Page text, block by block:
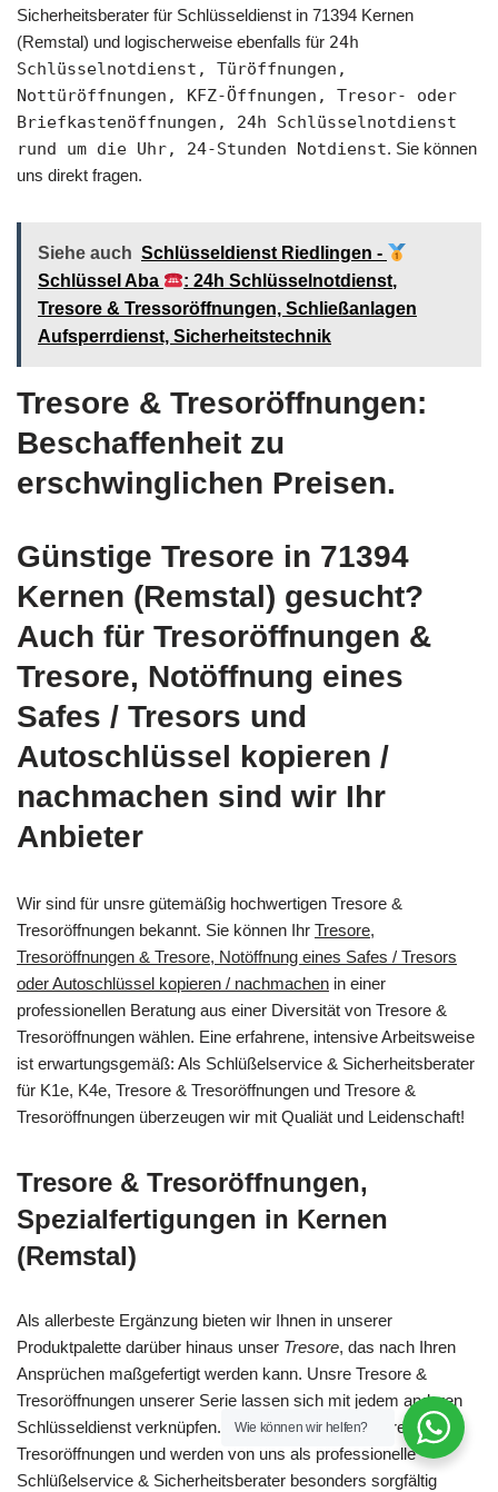
Sicherheitsberater für Schlüsseldienst in 71394 Kernen
(Remstal) und logischerweise ebenfalls für 24h
Schlüsselnotdienst, Türöffnungen,
Nottüröffnungen, KFZ-Öffnungen, Tresor- oder
Briefkastenöffnungen, 24h Schlüsselnotdienst
rund um die Uhr, 24-Stunden Notdienst. Sie können
uns direkt fragen.
Siehe auch Schlüsseldienst Riedlingen -
Schlüssel Aba
: 24h Schlüsselnotdienst,
Tresore & Tressoröffnungen, Schließanlagen
Aufsperrdienst, Sicherheitstechnik
Tresore & Tresoröffnungen:
Beschaffenheit zu
erschwinglichen Preisen.
Günstige Tresore in 71394
Kernen (Remstal) gesucht?
Auch für Tresoröffnungen &
Tresore, Notöffnung eines
Safes / Tresors und
Autoschlüssel kopieren /
nachmachen sind wir Ihr
Anbieter
Wir sind für unsre gütemäßig hochwertigen Tresore &
Tresoröffnungen bekannt. Sie können Ihr Tresore,
Tresoröffnungen & Tresore, Notöffnung eines Safes / Tresors
oder Autoschlüssel kopieren / nachmachen in einer
professionellen Beratung aus einer Diversität von Tresore &
Tresoröffnungen wählen. Eine erfahrene, intensive Arbeitsweise
ist erwartungsgemäß: Als Schlüßelservice & Sicherheitsberater
für K1e, K4e, Tresore & Tresoröffnungen und Tresore &
Tresoröffnungen überzeugen wir mit Qualiät und Leidenschaft!
Tresore & Tresoröffnungen,
Spezialfertigungen in Kernen
(Remstal)
Als allerbeste Ergänzung bieten wir Ihnen in unserer
Produktpalette darüber hinaus unser Tresore, das nach Ihren
Ansprüchen maßgefertigt werden kann. Unsre Tresore &
Tresoröffnungen unserer Serie lassen sich mit jedem anderen
Schlüsseldienst verknüpfen. Stabil sind unsre Tresore &
Tresoröffnungen und werden von uns als professionelle
Schlüßelservice & Sicherheitsberater besonders sorgfältig
Wie können wir helfen?